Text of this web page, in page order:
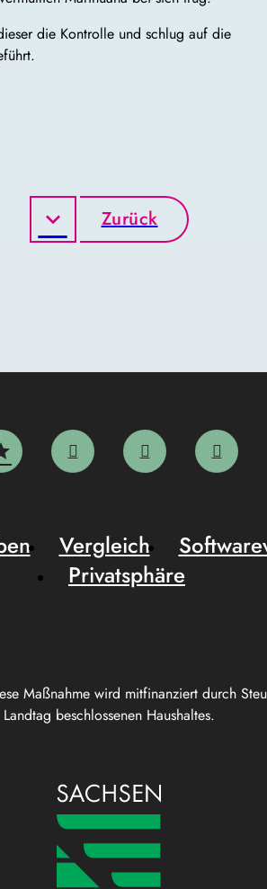
die Kontrolle und schlug auf die
Zurück
Maßnahme wird mitfinanziert durch
Landtag beschlossenen Haushaltes.
Vergleich
Privatsphäre